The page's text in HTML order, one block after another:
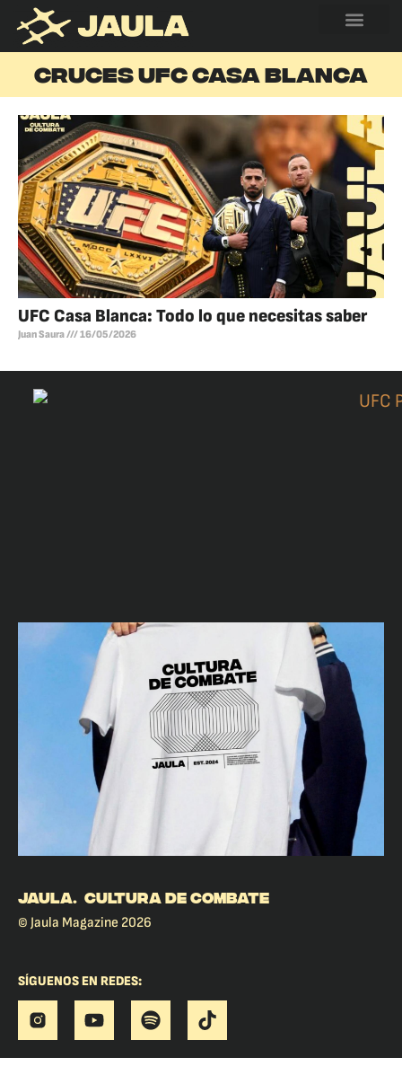
CRUCES UFC CASA BLANCA
UFC Casa Blanca: Todo lo que necesitas saber
Juan Saura 16/05/2026
JAULA. CULTURA DE COMBATE
© Jaula Magazine 2026
SÍGUENOS EN REDES: